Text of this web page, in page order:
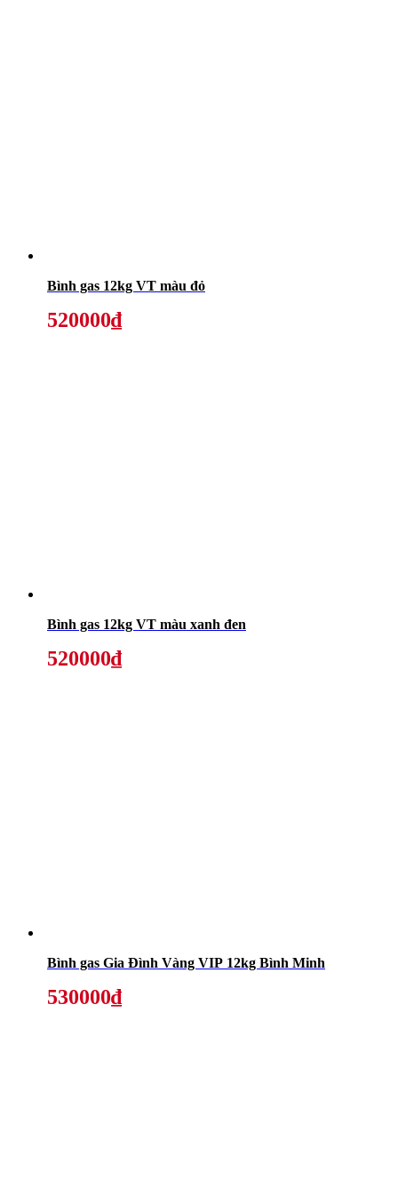
Bình gas 12kg VT màu đỏ
520000₫
Bình gas 12kg VT màu xanh đen
520000₫
Bình gas Gia Đình Vàng VIP 12kg Bình Minh
530000₫